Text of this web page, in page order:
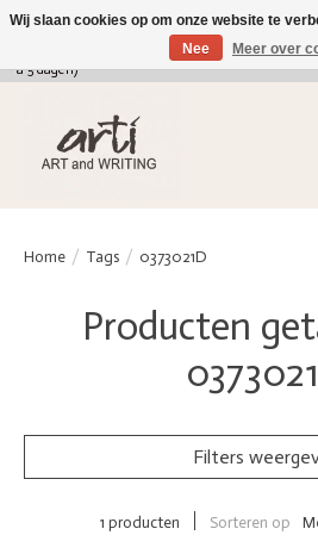
verkoop@arti-artandwriting.be/ +32 (0)471 41 82
a 5 dagen)
Home / Tags / 0373021D
Producten
Filters
1 producten Sorteren op
Wij slaan cookies op om onze website te
Nee
Meer over